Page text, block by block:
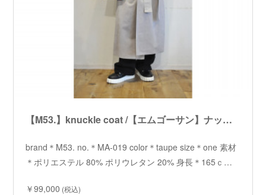
【M53.】knuckle coat /【エムゴーサン】ナックルコート
brand＊M53. no.＊MA-019 color＊taupe size＊one 素材
＊ポリエステル 80% ポリウレタン 20% 身長＊165ｃ…
￥99,000 (税込)